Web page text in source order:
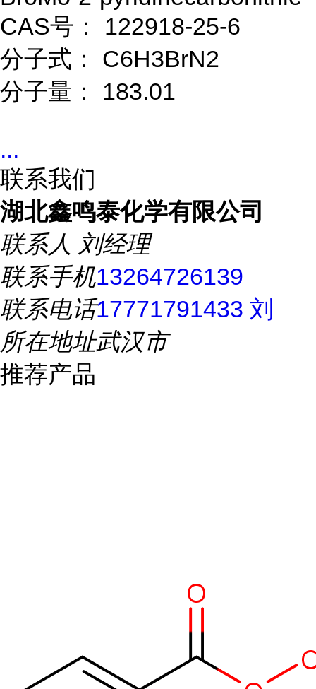
CAS号： 122918-25-6
分子式： C6H3BrN2
分子量： 183.01
...
联系我们
湖北鑫鸣泰化学有限公司
联系人 刘经理
联系手机13264726139
联系电话17771791433 刘
所在地址武汉市
推荐产品